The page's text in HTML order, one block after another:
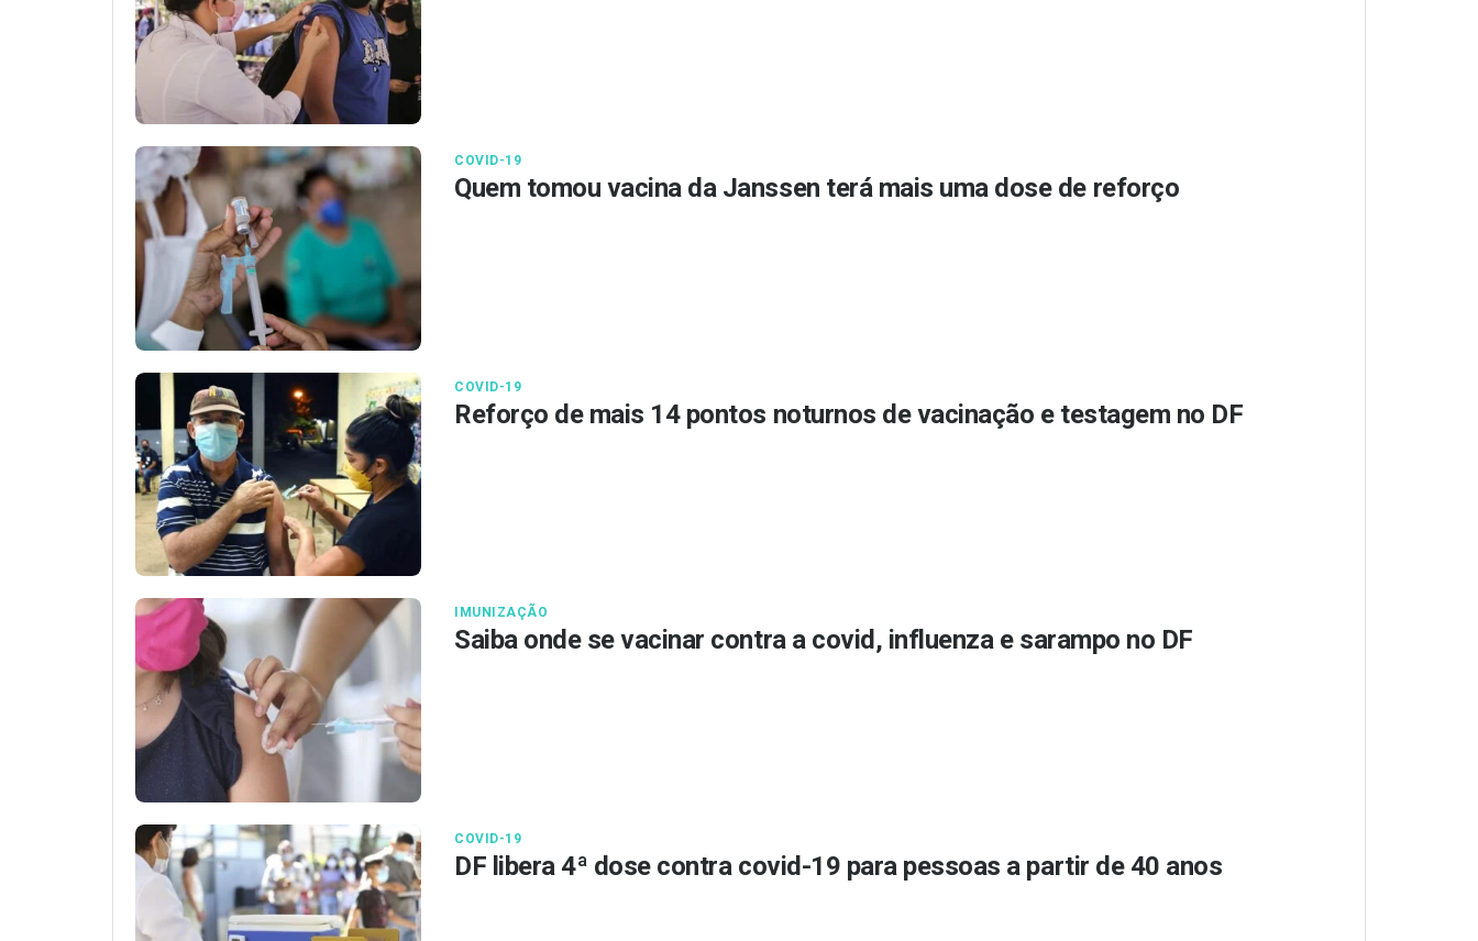
COVID-19
Quem tomou vacina da Janssen terá mais uma dose de reforço
COVID-19
Reforço de mais 14 pontos noturnos de vacinação e testagem no DF
IMUNIZAÇÃO
Saiba onde se vacinar contra a covid, influenza e sarampo no DF
COVID-19
DF libera 4ª dose contra covid-19 para pessoas a partir de 40 anos